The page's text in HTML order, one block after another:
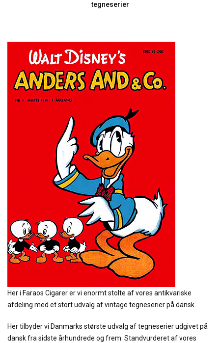
tegneserier
Her i Faraos Cigarer er vi enormt stolte af vores antikvariske
afdeling med et stort udvalg af vintage tegneserier på dansk.
Her tilbyder vi Danmarks største udvalg af tegneserier udgivet på
dansk fra sidste århundrede og frem. Standvurderet af vores